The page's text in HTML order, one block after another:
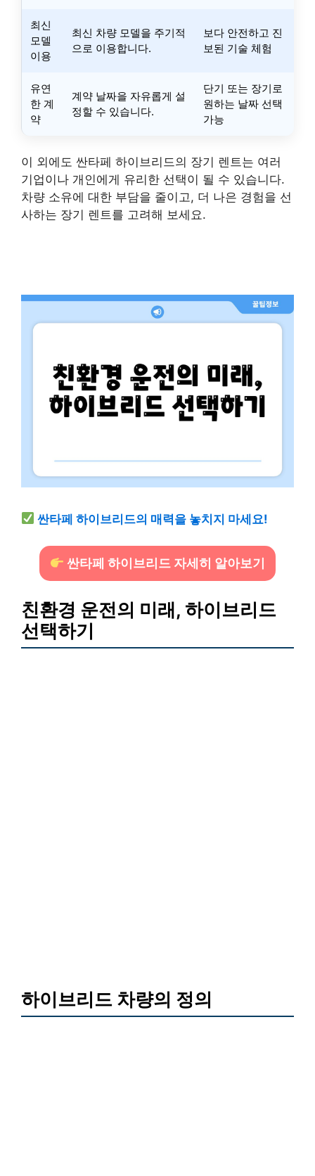
최신
모델
이용
최신 차량 모델을 주기적
으로 이용합니다.
보다 안전하고 진
보된 기술 체험
유연
한 계
약
계약 날짜을 자유롭게 설
정할 수 있습니다.
단기 또는 장기로
원하는 날짜 선택
가능
이 외에도 싼타페 하이브리드의 장기 렌트는 여러
기업이나 개인에게 유리한 선택이 될 수 있습니다.
차량 소유에 대한 부담을 줄이고, 더 나은 경험을 선
사하는 장기 렌트를 고려해 보세요.
싼타페 하이브리드의 매력을 놓치지 마세요!
싼타페 하이브리드 자세히 알아보기
친환경 운전의 미래, 하이브리드
선택하기
하이브리드 차량의 정의